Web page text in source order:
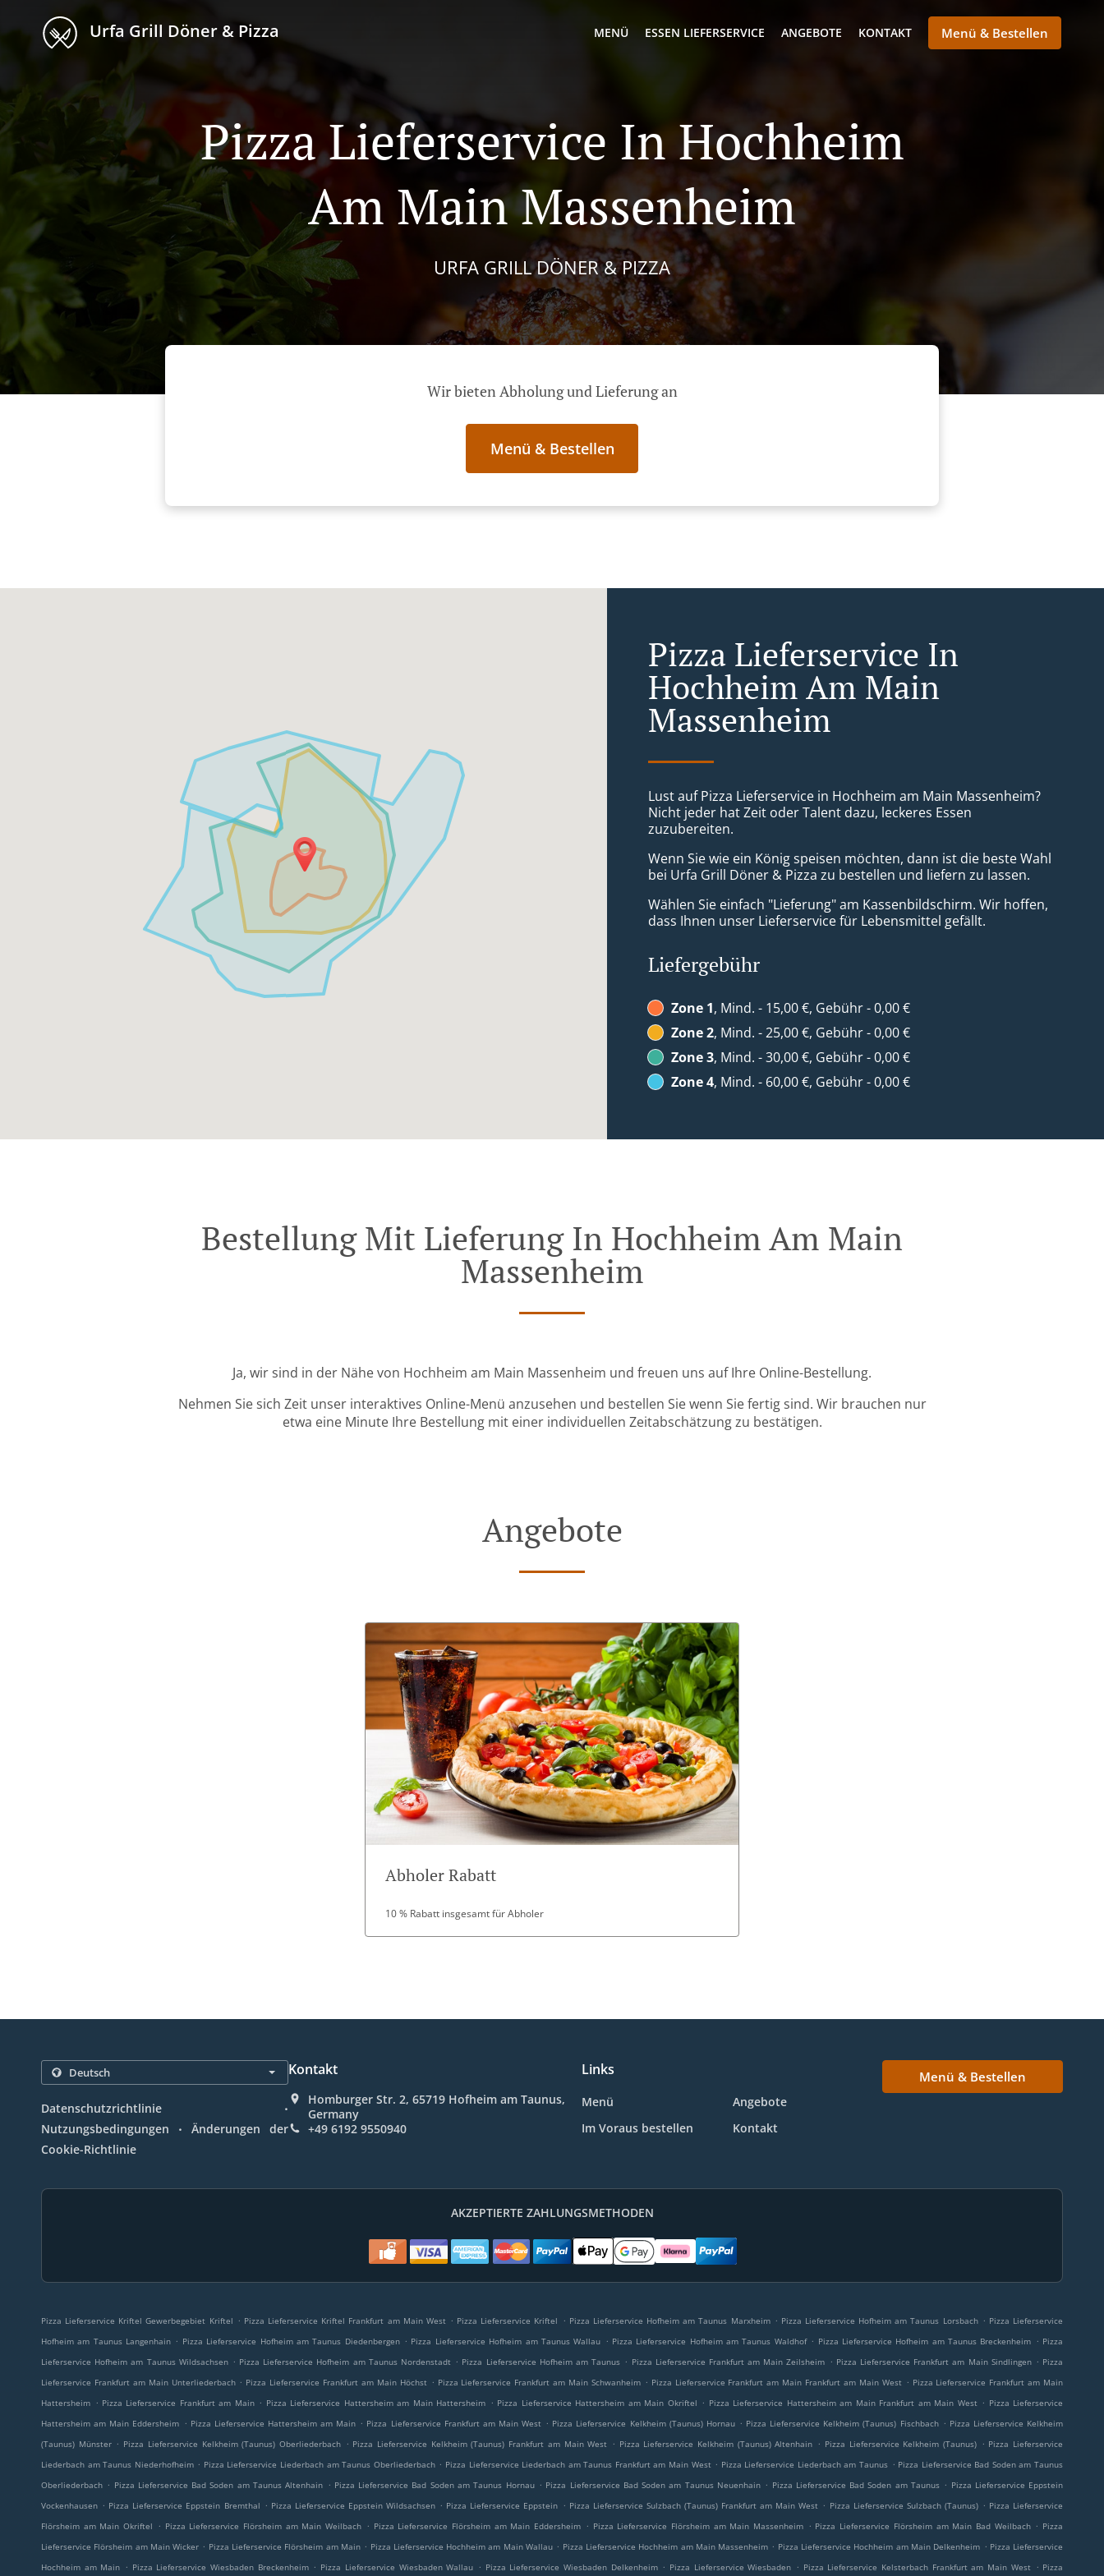
Urfa Grill Döner & Pizza MENÜ ESSEN LIEFERSERVICE ANGEBOTE KONTAKT Menü & Bestellen
Pizza Lieferservice In Hochheim
Am Main Massenheim
URFA GRILL DÖNER & PIZZA
Wir bieten Abholung und Lieferung an
Menü & Bestellen
Pizza Lieferservice In
Hochheim Am Main
Massenheim
Lust auf Pizza Lieferservice in Hochheim am Main Massenheim?
Nicht jeder hat Zeit oder Talent dazu, leckeres Essen
zuzubereiten.
Wenn Sie wie ein König speisen möchten, dann ist die beste Wahl
bei Urfa Grill Döner & Pizza zu bestellen und liefern zu lassen.
Wählen Sie einfach "Lieferung" am Kassenbildschirm. Wir hoffen,
dass Ihnen unser Lieferservice für Lebensmittel gefällt.
Liefergebühr
Zone 1, Mind. - 15,00 €, Gebühr - 0,00 €
Zone 2, Mind. - 25,00 €, Gebühr - 0,00 €
Zone 3, Mind. - 30,00 €, Gebühr - 0,00 €
Zone 4, Mind. - 60,00 €, Gebühr - 0,00 €
Bestellung Mit Lieferung In Hochheim Am Main
Massenheim
Ja, wir sind in der Nähe von Hochheim am Main Massenheim und freuen uns auf Ihre Online-Bestellung.
Nehmen Sie sich Zeit unser interaktives Online-Menü anzusehen und bestellen Sie wenn Sie fertig sind. Wir brauchen nur
etwa eine Minute Ihre Bestellung mit einer individuellen Zeitabschätzung zu bestätigen.
Angebote
Abholer Rabatt
10 % Rabatt insgesamt für Abholer
Datenschutzrichtlinie .
Nutzungsbedingungen .
Änderungen der
Cookie-Richtlinie
Kontakt
Homburger Str. 2, 65719 Hofheim am Taunus,
Germany
+49 6192 9550940
Links
Menü
Angebote
Im Voraus bestellen
Kontakt
Menü & Bestellen
AKZEPTIERTE ZAHLUNGSMETHODEN
Pizza Lieferservice Kriftel Gewerbegebiet Kriftel . Pizza Lieferservice Kriftel Frankfurt am Main West . Pizza Lieferservice Kriftel . Pizza Lieferservice Hofheim am Taunus Marxheim . Pizza Lieferservice Hofheim am Taunus Lorsbach . Pizza Lieferservice
Hofheim am Taunus Langenhain . Pizza Lieferservice Hofheim am Taunus Diedenbergen . Pizza Lieferservice Hofheim am Taunus Wallau . Pizza Lieferservice Hofheim am Taunus Waldhof . Pizza Lieferservice Hofheim am Taunus Breckenheim . Pizza
Lieferservice Hofheim am Taunus Wildsachsen . Pizza Lieferservice Hofheim am Taunus Nordenstadt . Pizza Lieferservice Hofheim am Taunus . Pizza Lieferservice Frankfurt am Main Zeilsheim . Pizza Lieferservice Frankfurt am Main Sindlingen . Pizza
Lieferservice Frankfurt am Main Unterliederbach . Pizza Lieferservice Frankfurt am Main Höchst . Pizza Lieferservice Frankfurt am Main Schwanheim . Pizza Lieferservice Frankfurt am Main Frankfurt am Main West . Pizza Lieferservice Frankfurt am Main
Hattersheim . Pizza Lieferservice Frankfurt am Main . Pizza Lieferservice Hattersheim am Main Hattersheim . Pizza Lieferservice Hattersheim am Main Okriftel . Pizza Lieferservice Hattersheim am Main Frankfurt am Main West . Pizza Lieferservice
Hattersheim am Main Eddersheim . Pizza Lieferservice Hattersheim am Main . Pizza Lieferservice Frankfurt am Main West . Pizza Lieferservice Kelkheim (Taunus) Hornau . Pizza Lieferservice Kelkheim (Taunus) Fischbach . Pizza Lieferservice Kelkheim
(Taunus) Münster . Pizza Lieferservice Kelkheim (Taunus) Oberliederbach . Pizza Lieferservice Kelkheim (Taunus) Frankfurt am Main West . Pizza Lieferservice Kelkheim (Taunus) Altenhain . Pizza Lieferservice Kelkheim (Taunus) . Pizza Lieferservice
Liederbach am Taunus Niederhofheim . Pizza Lieferservice Liederbach am Taunus Oberliederbach . Pizza Lieferservice Liederbach am Taunus Frankfurt am Main West . Pizza Lieferservice Liederbach am Taunus . Pizza Lieferservice Bad Soden am Taunus
Oberliederbach . Pizza Lieferservice Bad Soden am Taunus Altenhain . Pizza Lieferservice Bad Soden am Taunus Hornau . Pizza Lieferservice Bad Soden am Taunus Neuenhain . Pizza Lieferservice Bad Soden am Taunus . Pizza Lieferservice Eppstein
Vockenhausen . Pizza Lieferservice Eppstein Bremthal . Pizza Lieferservice Eppstein Wildsachsen . Pizza Lieferservice Eppstein . Pizza Lieferservice Sulzbach (Taunus) Frankfurt am Main West . Pizza Lieferservice Sulzbach (Taunus) . Pizza Lieferservice
Flörsheim am Main Okriftel
. Pizza Lieferservice Flörsheim am Main Weilbach . Pizza Lieferservice Flörsheim am Main Eddersheim . Pizza Lieferservice Flörsheim am Main Massenheim . Pizza Lieferservice Flörsheim am Main Bad Weilbach . Pizza
Lieferservice Flörsheim am Main Wicker . Pizza Lieferservice Flörsheim am Main . Pizza Lieferservice Hochheim am Main Wallau . Pizza Lieferservice Hochheim am Main Massenheim . Pizza Lieferservice Hochheim am Main Delkenheim . Pizza Lieferservice
Hochheim am Main . Pizza Lieferservice Wiesbaden Breckenheim . Pizza Lieferservice Wiesbaden Wallau . Pizza Lieferservice Wiesbaden Delkenheim . Pizza Lieferservice Wiesbaden . Pizza Lieferservice Kelsterbach Frankfurt am Main West . Pizza